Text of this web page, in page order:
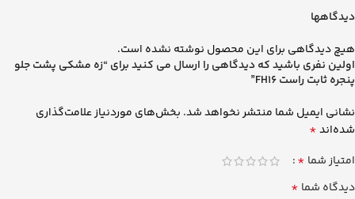
دیدگاهها
هیچ دیدگاهی برای این محصول نوشته نشده است.
اولین نفری باشید که دیدگاهی را ارسال می کنید برای “زه مشکی پشت جلو
پنجره ثابت راست FH16”
نشانی ایمیل شما منتشر نخواهد شد. بخش‌های موردنیاز علامت‌گذاری
شده‌اند*
امتیاز شما *
دیدگاه شما *